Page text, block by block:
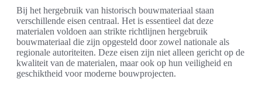
Bij het hergebruik van historisch bouwmateriaal staan
verschillende eisen centraal. Het is essentieel dat deze
materialen voldoen aan strikte richtlijnen hergebruik
bouwmateriaal die zijn opgesteld door zowel nationale als
regionale autoriteiten. Deze eisen zijn niet alleen gericht op de
kwaliteit van de materialen, maar ook op hun veiligheid en
geschiktheid voor moderne bouwprojecten.